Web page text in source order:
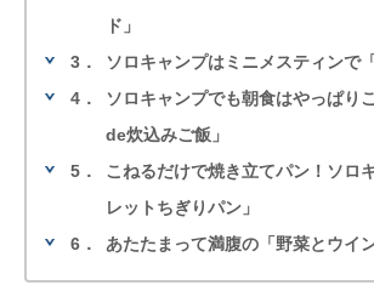
ド」
3．
ソロキャンプはミニメスティンで
4．
ソロキャンプでも朝食はやっぱり
de炊込みご飯」
5．
こねるだけで焼き立てパン！ソロ
レットちぎりパン」
6．
あたたまって満腹の「野菜とウイ